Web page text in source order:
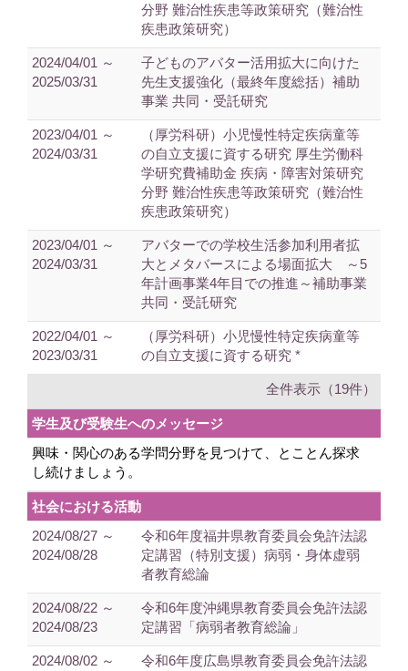
分野 難治性疾患等政策研究（難治性
疾患政策研究）
2024/04/01 ～
2025/03/31
子どものアバター活用拡大に向けた
先生支援強化（最終年度総括）補助
事業 共同・受託研究
2023/04/01 ～
2024/03/31
（厚労科研）小児慢性特定疾病童等
の自立支援に資する研究 厚生労働科
学研究費補助金 疾病・障害対策研究
分野 難治性疾患等政策研究（難治性
疾患政策研究）
2023/04/01 ～
2024/03/31
アバターでの学校生活参加利用者拡
大とメタバースによる場面拡大 ～5
年計画事業4年目での推進～補助事業
共同・受託研究
2022/04/01 ～
2023/03/31
（厚労科研）小児慢性特定疾病童等
の自立支援に資する研究 *
全件表示（19件）
学生及び受験生へのメッセージ
興味・関心のある学問分野を見つけて、とことん探求
し続けましょう。
社会における活動
2024/08/27 ～
2024/08/28
令和6年度福井県教育委員会免許法認
定講習（特別支援）病弱・身体虚弱
者教育総論
2024/08/22 ～
2024/08/23
令和6年度沖縄県教育委員会免許法認
定講習「病弱者教育総論」
2024/08/02 ～
令和6年度広島県教育委員会免許法認